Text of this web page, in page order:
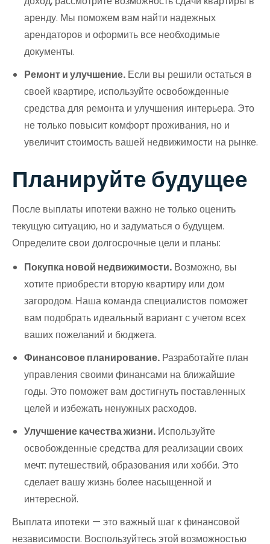
аренду. Мы поможем вам найти надежных
арендаторов и оформить все необходимые
документы.
Ремонт и улучшение. Если вы решили остаться в
своей квартире, используйте освобожденные
средства для ремонта и улучшения интерьера. Это
не только повысит комфорт проживания, но и
увеличит стоимость вашей недвижимости на рынке.
Планируйте будущее
После выплаты ипотеки важно не только оценить
текущую ситуацию, но и задуматься о будущем.
Определите свои долгосрочные цели и планы:
Покупка новой недвижимости. Возможно, вы
хотите приобрести вторую квартиру или дом
загородом. Наша команда специалистов поможет
вам подобрать идеальный вариант с учетом всех
ваших пожеланий и бюджета.
Финансовое планирование. Разработайте план
управления своими финансами на ближайшие
годы. Это поможет вам достигнуть поставленных
целей и избежать ненужных расходов.
Улучшение качества жизни. Используйте
освобожденные средства для реализации своих
мечт: путешествий, образования или хобби. Это
сделает вашу жизнь более насыщенной и
интересной.
Выплата ипотеки — это важный шаг к финансовой
независимости. Воспользуйтесь этой возможностью